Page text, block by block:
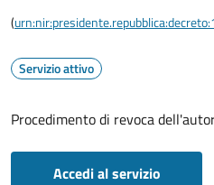
(
Servizio attivo
Procedimento di revoca
Accedi al servizio